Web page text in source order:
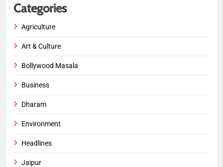
Categories
Agriculture
Art & Culture
Bollywood Masala
Business
Dharam
Environment
Headlines
Jaipur